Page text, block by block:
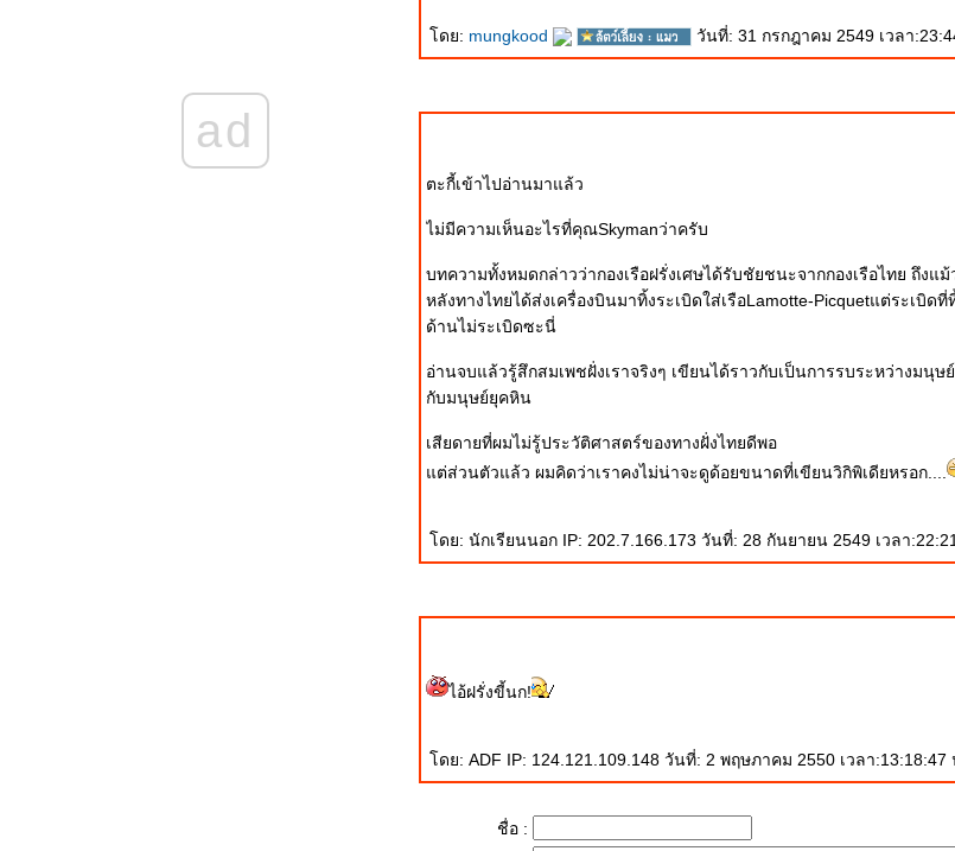
อุ่นเครื่อง .... Skyman In Bangalore
สาระมาน้อย .... Tag มาเยอะ
ad
ดย: mungkood วันที่: 31 กรกฎาคม 2549 เวลา
ตะกี้เข้าไปอ่านมาแล้ว
ไม่มีความเห็นอะไรที่คุณSkymanว่าครับ
บทความทั้งหมดกล่าวว่ากองเรือฝรั่งเศษได้รับชัยชนะจากกองเรือไทย ถึงแ
หลังทางไทยได้ส่งเครื่องบินมาทิ้งระเบิดใส่เรือLamotte-Picquetแต่ระเบิดที่
ด้านไม่ระเบิดซะนี่
อ่านจบแล้วรู้สึกสมเพชฝั่งเราจริงๆ เขียนได้ราวกับเป็นการรบระหว่างมนุษ
กับมนุษย์ยุคหิน
เสียดายที่ผมไม่รู้ประวัติศาสตร์ของทางฝั่งไทยดีพอ
ต่ส่วนตัวแล้ว ผมคิดว่าเราคงไม่น่าจะดูด้อยขนาดที่เขียนวิกิพิเดียหรอก....
ดย: นักเรียนนอก IP: 202.7.166.173 วันที่: 28 กันยายน 2549 เวลา
ไอ้ฝรั่งขี้นก!
ดย: ADF IP: 124.121.109.148 วันที่: 2 พฤษภาคม 2550 เวลา:13:18:47
ชื่อ :